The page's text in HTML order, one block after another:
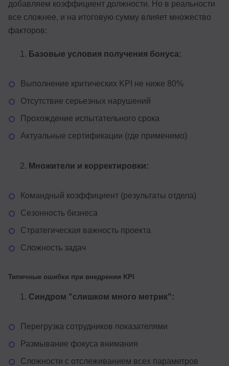
добавляем коэффициент должности. Но в реальности
все сложнее, и на итоговую сумму влияет множество
факторов:
Базовые условия получения бонуса:
Выполнение критических KPI не ниже 80%
Отсутствие серьезных нарушений
Прохождение испытательного срока
Актуальные сертификации (где применимо)
Множители и корректировки:
Командный коэффициент (результаты отдела)
Сезонность бизнеса
Стратегическая важность проекта
Сложность задач
Типичные ошибки при внедрении KPI
Синдром "слишком много метрик":
Перегрузка сотрудников показателями
Размывание фокуса внимания
Сложности с отслеживанием всех параметров